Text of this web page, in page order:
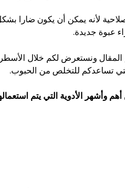
لأنه يمكن أن يكون ضارا
عبوة جديدة.
المقال ونستعرض لكم خلال
تساعدكم للتخلص من الحبوب.
وأشهر الأدوية التي يتم